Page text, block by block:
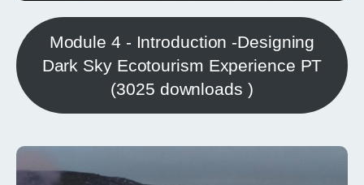
Module 4 - Introduction -Designing
Dark Sky Ecotourism Experience PT
(3025 downloads )